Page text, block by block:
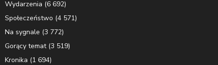
Wydarzenia (6 692)
Społeczeństwo (4 571)
Na sygnale (3 772)
Gorący temat(3 519)
Kronika (1 694)